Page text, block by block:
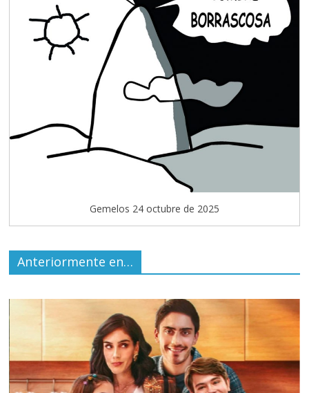
Gemelos 24 octubre de 2025
Anteriormente en…